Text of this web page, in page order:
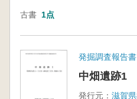
古書 1点
発掘調査報告書
中畑遺跡1
発行元：